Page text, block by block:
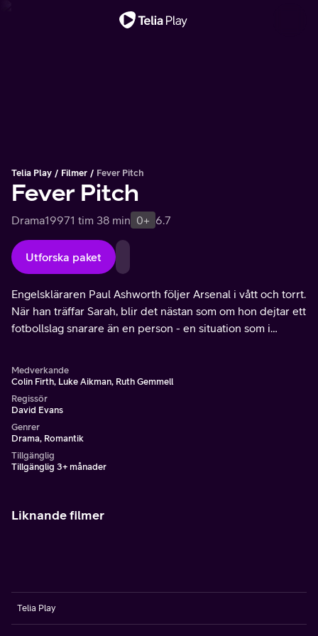
Telia Play Filmer Fever Pitch
Fever Pitch
Drama19971 tim 38 min 0+ 6.7
Utforska paket
Engelskläraren Paul Ashworth följer Arsenal i vått och torrt.
När han träffar Sarah, blir det nästan som om hon dejtar ett
fotbollslag snarare än en person - en situation som i
Medverkande
Colin Firth, Luke Aikman, Ruth Gemmell
Regissör
David Evans
Genrer
Drama, Romantik
Tillgänglig
Tillgänglig 3+ månader
Liknande filmer
Telia Play